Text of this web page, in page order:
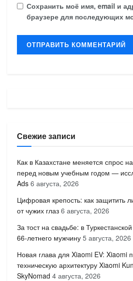
Сохранить моё имя, email и
браузере для последующих
Свежие записи
Как в Казахстане меняется спрос
перед новым учебным годом —
Ads 6 августа, 2026
Цифровая крепость: как защитить
от чужих глаз 6 августа, 2026
За тост на свадьбе: в
66-летнего мужчину 5 августа, 2026
Новая глава для Xiaomi EV: Xiaomi
техническую архитектуру Xiaomi
SkyNomad 4 августа, 2026